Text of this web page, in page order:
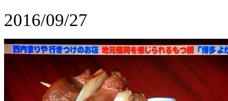
2016/09/27